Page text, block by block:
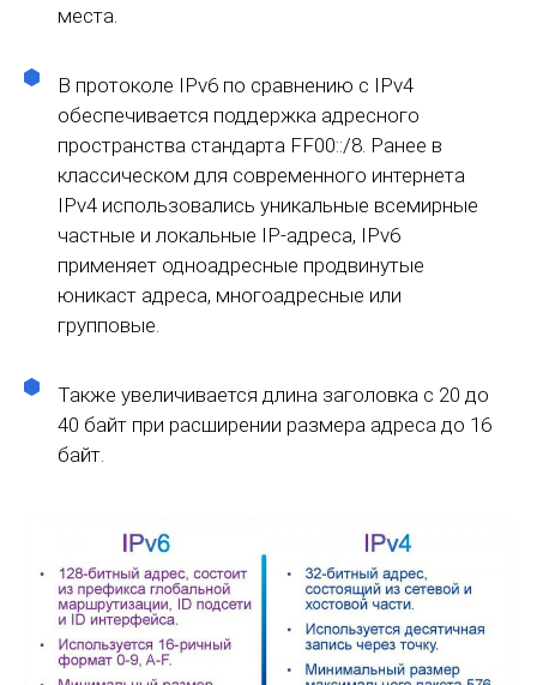
места.
В протоколе IPv6 по сравнению с IPv4
обеспечивается поддержка адресного
пространства стандарта FF00::/8. Ранее в
классическом для современного интернета
IPv4 использовались уникальные всемирные
частные и локальные IP-адреса, IPv6
применяет одноадресные продвинутые
юникаст адреса, многоадресные или
групповые.
Также увеличивается длина заголовка с 20 до
40 байт при расширении размера адреса до 16
байт.